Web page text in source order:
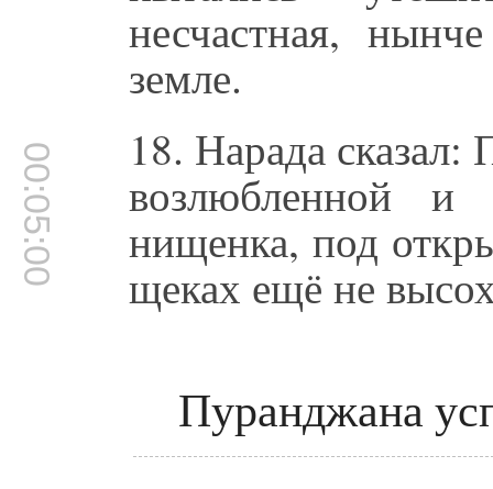
несчастная,
земле.
00:05:00 18. Нарада
возлюбленной
нищенка, под
щеках ещё не
Пуранджана